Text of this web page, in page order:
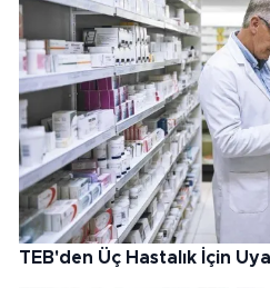
TEB'den Üç Hastalık İçin